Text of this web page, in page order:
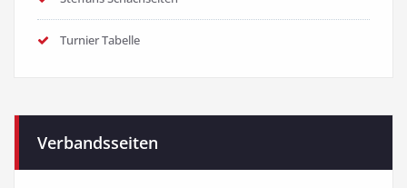
Turnier Tabelle
Verbandsseiten